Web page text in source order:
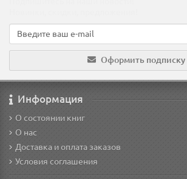
Оформить подписку
Информация
О состоянии книг
О нас
Доставка и оплата заказов
Условия соглашения